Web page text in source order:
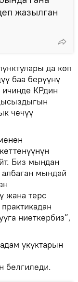
жазылган
да көп
баа берүүнү
КРдин
чечүү
Биз мындан
мындай
жана терс
ниеткербиз”,
укуктарын
белгиледи.